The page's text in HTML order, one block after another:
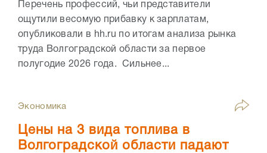
Перечень профессий, чьи представители
ощутили весомую прибавку к зарплатам,
опубликовали в hh.ru по итогам анализа рынка
труда Волгоградской области за первое
полугодие 2026 года. Сильнее...
Экономика
Цены на 3 вида топлива в
Волгоградской области падают